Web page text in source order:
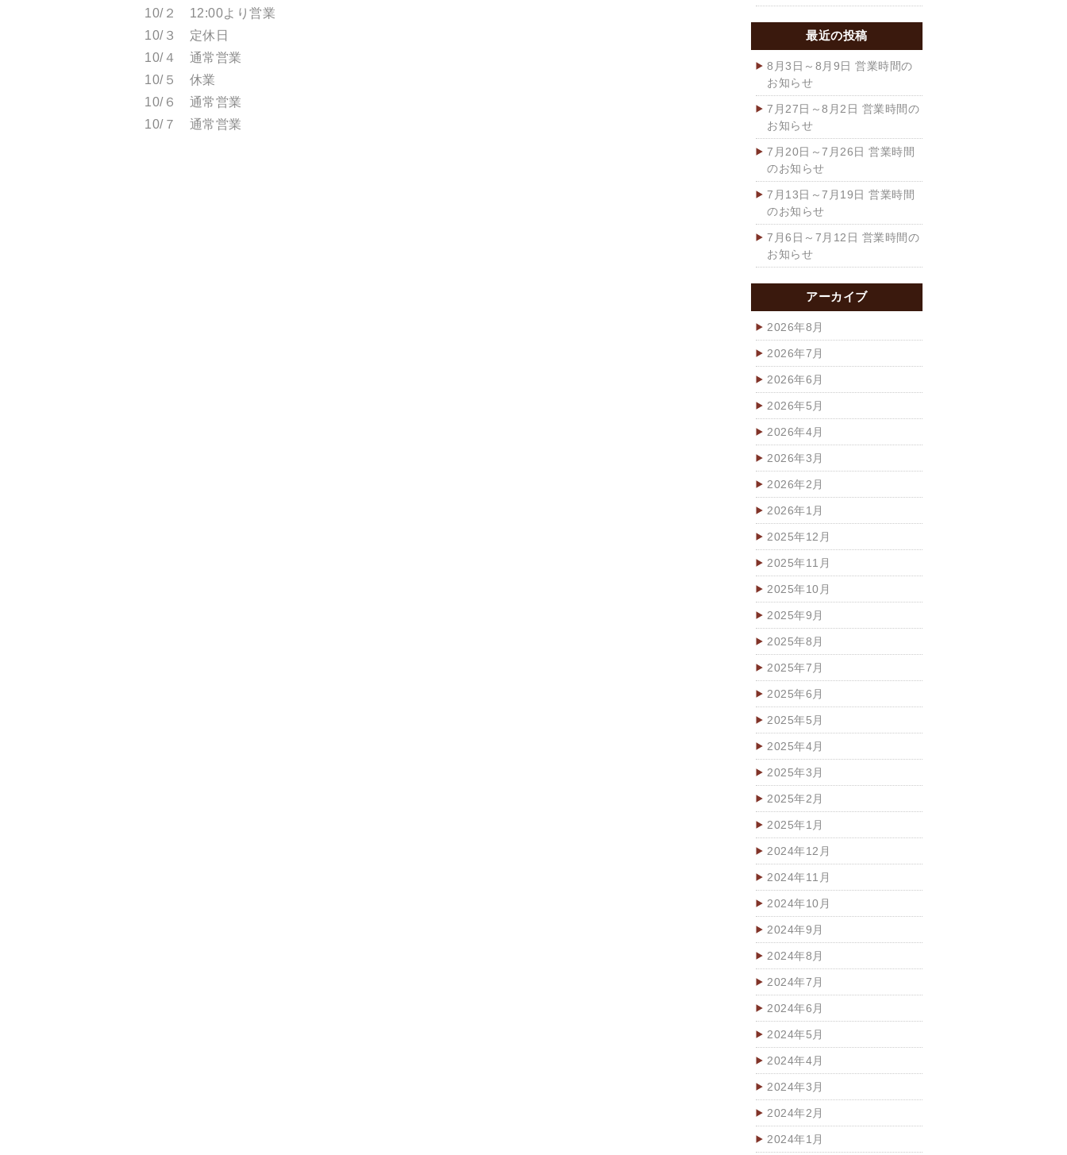
10/２ 12:00より営業
10/３ 定休日
10/４ 通常営業
10/５ 休業
10/６ 通常営業
10/７ 通常営業
最近の投稿
8月3日～8月9日 営業時間の
お知らせ
7月27日～8月2日 営業時間の
お知らせ
7月20日～7月26日 営業時間
のお知らせ
7月13日～7月19日 営業時間
のお知らせ
7月6日～7月12日 営業時間の
お知らせ
アーカイブ
2026年8月
2026年7月
2026年6月
2026年5月
2026年4月
2026年3月
2026年2月
2026年1月
2025年12月
2025年11月
2025年10月
2025年9月
2025年8月
2025年7月
2025年6月
2025年5月
2025年4月
2025年3月
2025年2月
2025年1月
2024年12月
2024年11月
2024年10月
2024年9月
2024年8月
2024年7月
2024年6月
2024年5月
2024年4月
2024年3月
2024年2月
2024年1月